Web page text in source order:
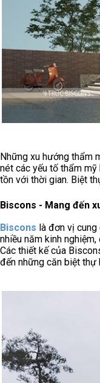
Những xu hướng thẩm
nét các yếu tố thẩm
tồn với thời gian. Biệt
Biscons - Mang đến
Biscons là đơn vị
nhiều năm kinh
Các thiết kế của
đến những căn biệt thự